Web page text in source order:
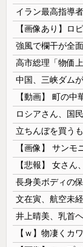
中国、三峡ダム
ロシアさん、国
文在寅、航空未
【ｗ】物凄くカ